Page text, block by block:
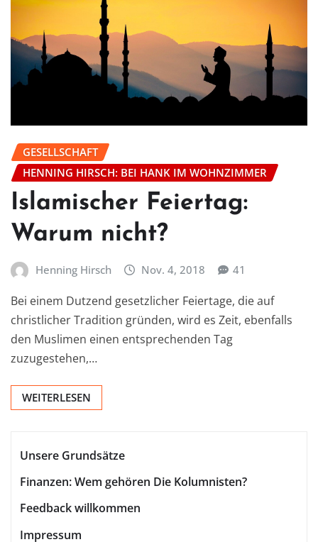
GESELLSCHAFT
HENNING HIRSCH: BEI HANK IM WOHNZIMMER
Islamischer Feiertag:
Warum nicht?
Henning Hirsch Nov. 4, 2018 41
Bei einem Dutzend gesetzlicher Feiertage, die auf
christlicher Tradition gründen, wird es Zeit, ebenfalls
den Muslimen einen entsprechenden Tag
zuzugestehen,…
WEITERLESEN
Unsere Grundsätze
Finanzen: Wem gehören Die Kolumnisten?
Feedback willkommen
Impressum